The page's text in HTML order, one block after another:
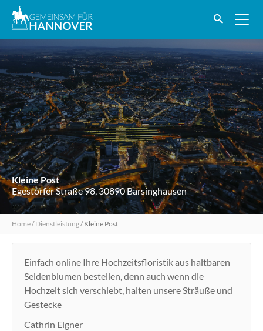
Kleine Post
Egestorfer Straße 98, 30890 Barsinghausen
Home/Dienstleistung/Kleine Post
Einfach online Ihre Hochzeitsfloristik aus haltbaren
Seidenblumen bestellen, denn auch wenn die
Hochzeit sich verschiebt, halten unsere Sträuße und
Gestecke
Cathrin Elgner